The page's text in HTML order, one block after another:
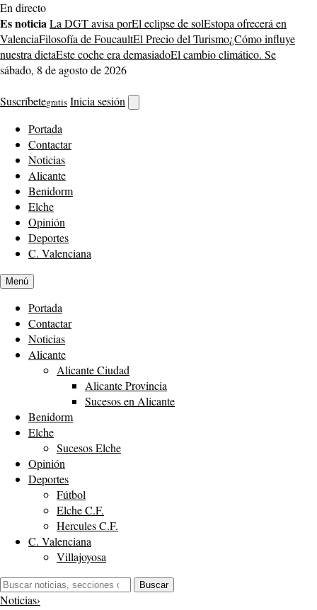
Saltar
al
contenido
En directo
Es noticiaLa DGT avisa porEl eclipse de solEstopa ofrecerá en
ValenciaFilosofía de FoucaultEl Precio del Turismo¿Cómo influye
nuestra dietaEste coche era demasiadoEl cambio climático. Se
sábado, 8 de agosto de 2026
Suscríbetegratis Inicia sesión
buscador
Portada
Contactar
Noticias
Alicante
Benidorm
Elche
Opinión
Deportes
C. Valenciana
Menú
Portada
Contactar
Noticias
Alicante
Alicante Ciudad
Alicante Provincia
Sucesos en Alicante
Benidorm
Elche
Sucesos Elche
Opinión
Deportes
Fútbol
Elche C.F.
Hercules C.F.
C. Valenciana
Villajoyosa
Buscar:
Buscar
Noticias›